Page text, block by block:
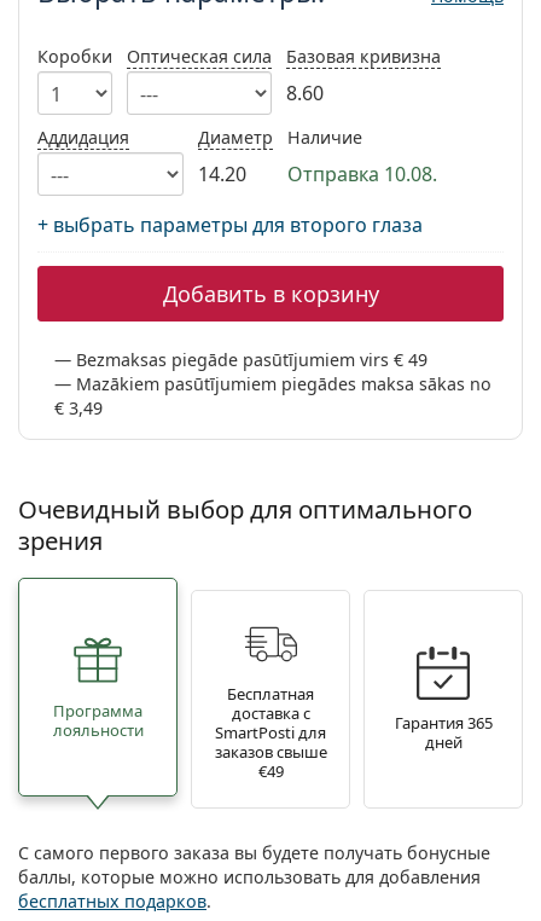
Prada
Все бренды
Коробки Оптическая сила Базовая кривизна
8.60
Аддидация Диаметр
14.20
Наличие
Отправка 10.08.
+ выбрать параметры для второго глаза
Добавить в корзину
Bezmaksas piegāde pasūtījumiem virs € 49
Mazākiem pasūtījumiem piegādes maksa sākas no
€ 3,49
Очевидный выбор для оптимального
зрения
Программа
лояльности
Бесплатная
доставка с
SmartPosti для
заказов свыше
€49
Гарантия 365
дней
С самого первого заказа вы будете получать бонусные
баллы, которые можно использовать для добавления
бесплатных подарков.